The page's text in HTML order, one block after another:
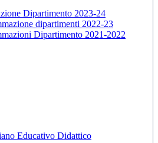
Dipartimento 2023-24
dipartimenti 2022-23
Dipartimento 2021-2022
Educativo Didattico